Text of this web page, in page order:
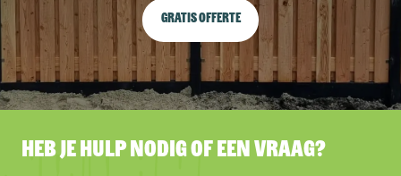
Gratis offerte
Heb je hulp nodig of een vraag?